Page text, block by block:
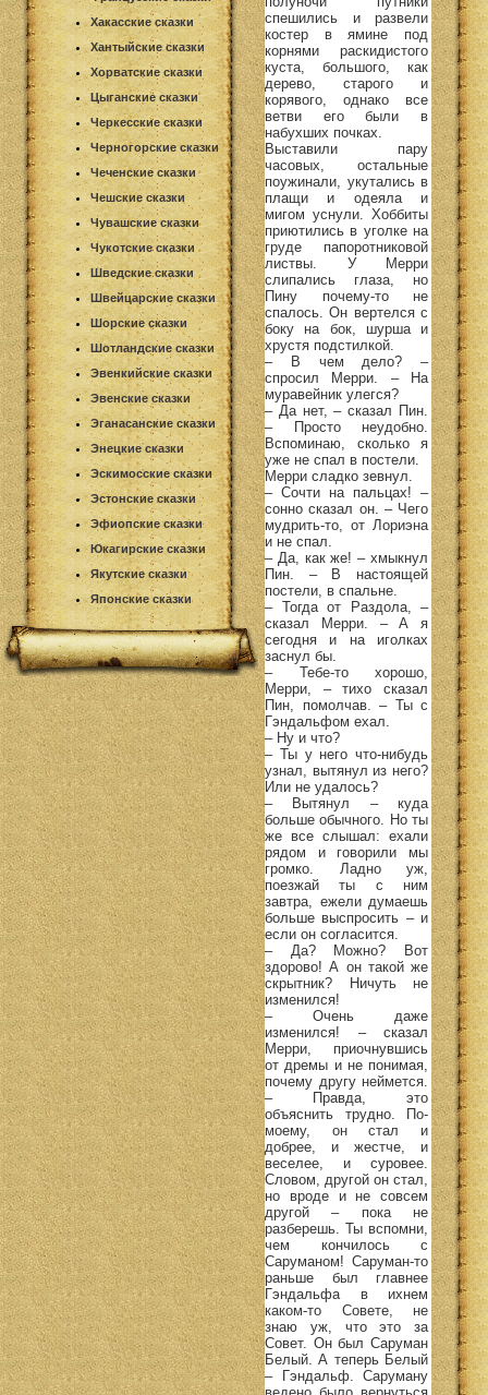
Хакасские сказки
Хантыйские сказки
Хорватские сказки
Цыганские сказки
Черкесские сказки
Черногорские сказки
Чеченские сказки
Чешские сказки
Чувашские сказки
Чукотские сказки
Шведские сказки
Швейцарские сказки
Шорские сказки
Шотландские сказки
Эвенкийские сказки
Эвенские сказки
Эганасанские сказки
Энецкие сказки
Эскимосские сказки
Эстонские сказки
Эфиопские сказки
Юкагирские сказки
Якутские сказки
Японские сказки
спешились и развели
костер в ямине под
корнями раскидистого
куста, большого, как
дерево, старого и
корявого, однако все
ветви его были в
набухших почках.
Выставили пару
часовых, остальные
поужинали, укутались в
плащи и одеяла и
мигом уснули. Хоббиты
приютились в уголке на
груде папоротниковой
листвы. У Мерри
слипались глаза, но
Пину почему-то не
спалось. Он вертелся с
боку на бок, шурша и
хрустя подстилкой.
– В чем дело? –
спросил Мерри. – На
муравейник улегся?
– Да нет, – сказал Пин.
– Просто неудобно.
Вспоминаю, сколько я
уже не спал в постели.
Мерри сладко зевнул.
– Сочти на пальцах! –
сонно сказал он. – Чего
мудрить-то, от Лориэна
и не спал.
– Да, как же! – хмыкнул
Пин. – В настоящей
постели, в спальне.
– Тогда от Раздола, –
сказал Мерри. – А я
сегодня и на иголках
заснул бы.
– Тебе-то хорошо,
Мерри, – тихо сказал
Пин, помолчав. – Ты с
Гэндальфом ехал.
– Ну и что?
– Ты у него что-нибудь
узнал, вытянул из него?
Или не удалось?
– Вытянул – куда
больше обычного. Но ты
же все слышал: ехали
рядом и говорили мы
громко. Ладно уж,
поезжай ты с ним
завтра, ежели думаешь
больше выспросить – и
если он согласится.
– Да? Можно? Вот
здорово! А он такой же
скрытник? Ничуть не
изменился!
– Очень даже
изменился! – сказал
Мерри, приочнувшись
от дремы и не понимая,
почему другу неймется.
– Правда, это
объяснить трудно. По-
моему, он стал и
добрее, и жестче, и
веселее, и суровее.
Словом, другой он стал,
но вроде и не совсем
другой – пока не
разберешь. Ты вспомни,
чем кончилось с
Саруманом! Саруман-то
раньше был главнее
Гэндальфа в ихнем
каком-то Совете, не
знаю уж, что это за
Совет. Он был Саруман
Белый. А теперь Белый
– Гэндальф. Саруману